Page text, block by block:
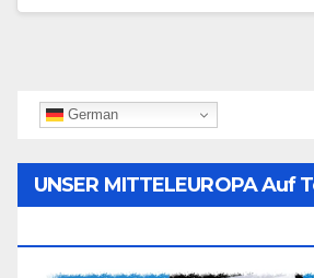
German
UNSER MITTELEUROPA Auf